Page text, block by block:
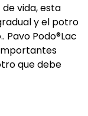
vida, esta
y el potro
Pavo Podo®Lac
que debe